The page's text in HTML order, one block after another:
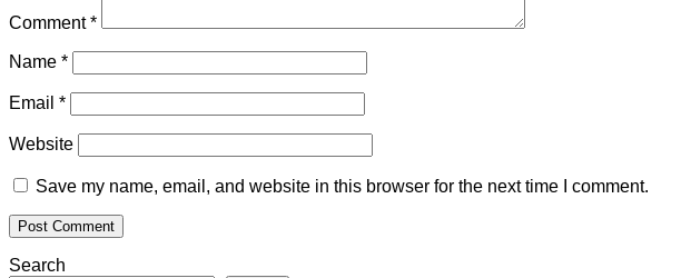
Comment*
Name *
Email *
Website
Save my name, email, and website in this browser for the next time I comment.
Search